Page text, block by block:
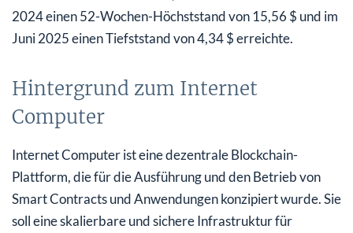
2024 einen 52-Wochen-Höchststand von 15,56 $ und im
Juni 2025 einen Tiefststand von 4,34 $ erreichte.
Hintergrund zum Internet
Computer
Internet Computer ist eine dezentrale Blockchain-
Plattform, die für die Ausführung und den Betrieb von
Smart Contracts und Anwendungen konzipiert wurde. Sie
soll eine skalierbare und sichere Infrastruktur für